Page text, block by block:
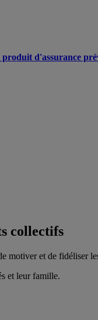
d'assurance
collectifs
motiver et de fidéliser
et leur famille.